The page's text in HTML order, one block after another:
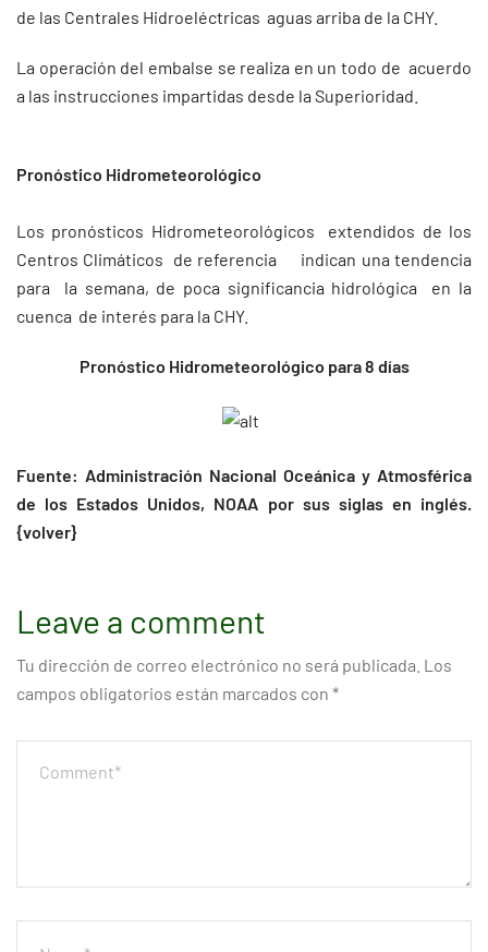
de las Centrales Hidroeléctricas aguas arriba de la CHY.
La operación del embalse se realiza en un todo de acuerdo
a las instrucciones impartidas desde la Superioridad.
Pronóstico Hidrometeorológico
Los pronósticos Hidrometeorológicos extendidos de los
Centros Climáticos de referencia indican una tendencia
para la semana, de poca significancia hidrológica en la
cuenca de interés para la CHY.
Pronóstico Hidrometeorológico para 8 días
Fuente: Administración Nacional Oceánica y Atmosférica
de los Estados Unidos, NOAA por sus siglas en inglés.
{volver}
Leave a comment
Tu dirección de correo electrónico no será publicada. Los
campos obligatorios están marcados con *